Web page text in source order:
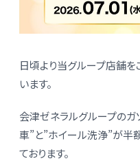
日頃より当グループ店舗
います。
会津ゼネラルグループのガ
車”と”ホイール洗浄”が半
ております。